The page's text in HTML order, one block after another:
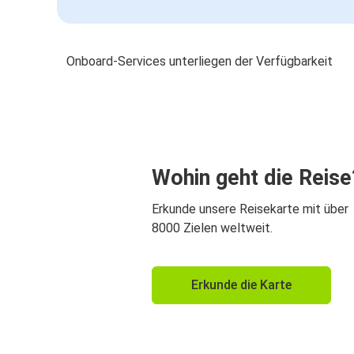
Onboard-Services unterliegen der Verfügbarkeit
Wohin geht die
Erkunde unsere Reisekarte mit über
8000 Zielen weltweit.
Erkunde die Karte